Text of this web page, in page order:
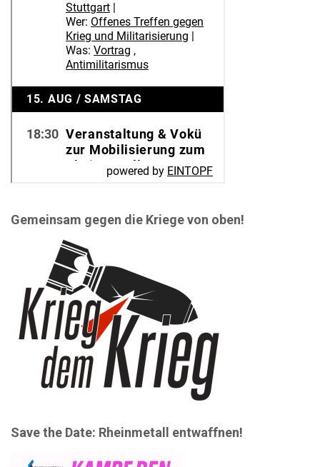
Gemeinsam gegen die Kriege von oben!
Save the Date: Rheinmetall entwaffnen!